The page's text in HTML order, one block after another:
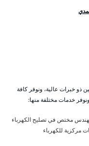
خبرات عالية، ونوفر كافة
خدمات مختلفة منها:
مختص في تصليح الكهرباء
مركزية للكهرباء